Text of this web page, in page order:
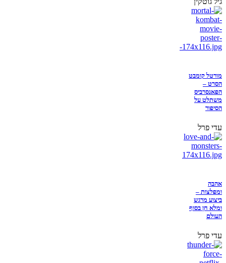
מורטל קומבט
הסרט –
הפאנסרביס
משתלט על
הסיפור
עדי פרל
אהבה
ומפלצות –
ביצוע מרגש
ומלא חן בסוף
העולם
עדי פרל